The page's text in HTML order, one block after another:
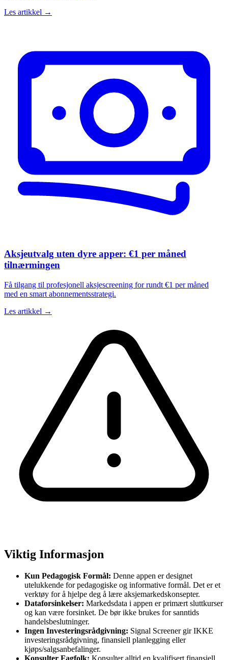
Les artikkel →
Aksjeutvalg uten dyre apper: €1 per måned
tilnærmingen
Få tilgang til profesjonell aksjescreening for rundt €1 per måned
med en smart abonnementsstrategi.
Les artikkel →
Viktig Informasjon
Kun Pedagogisk Formål: Denne appen er designet
utelukkende for pedagogiske og informative formål. Det er et
verktøy for å hjelpe deg å lære aksjemarkedskonsepter.
Dataforsinkelser: Markedsdata i appen er primært sluttkurser
og kan være forsinket. De bør ikke brukes for sanntids
handelsbeslutninger.
Ingen Investeringsrådgivning: Signal Screener gir IKKE
investeringsrådgivning, finansiell planlegging eller
kjøps/salgsanbefalinger.